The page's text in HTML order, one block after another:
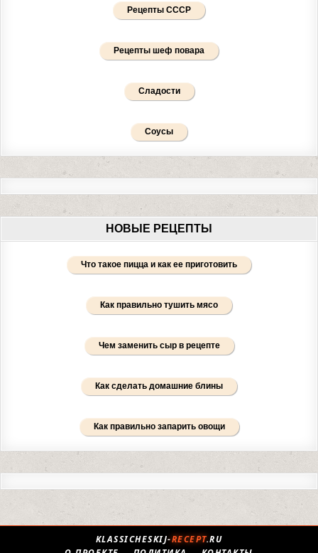
Рецепты СССР
Рецепты шеф повара
Сладости
Соусы
НОВЫЕ РЕЦЕПТЫ
Что такое пицца и как ее приготовить
Как правильно тушить мясо
Чем заменить сыр в рецепте
Как сделать домашние блины
Как правильно запарить овощи
KLASSICHESKIJ-RECEPT.RU